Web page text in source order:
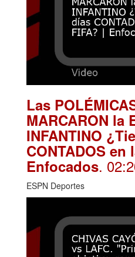
Las
MARCARON la
INFANTINO
CONTADOS en
Enfocados.
ESPN Deportes